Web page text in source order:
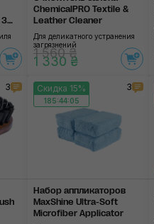
3
ChemicalPRO Textile &
Leather Cleaner
Для деликатного устранения
загрязнений
1 560 ₴
1 330 ₴
3 Скидка 15%
185:44:04
3
Набор аппликаторов
MaxShine Ultra-Soft
Microfiber Applicator